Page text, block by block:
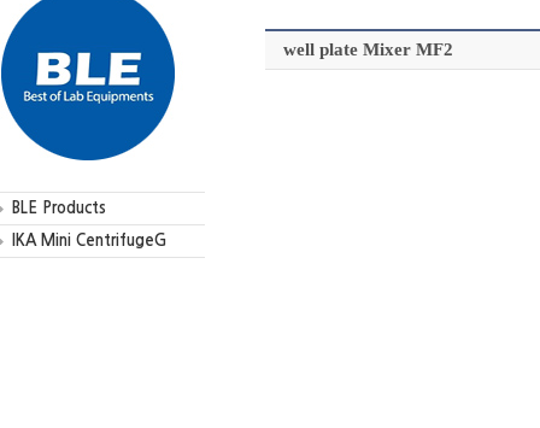
BLE Products
IKA Mini CentrifugeG
well plate Mixer MF2